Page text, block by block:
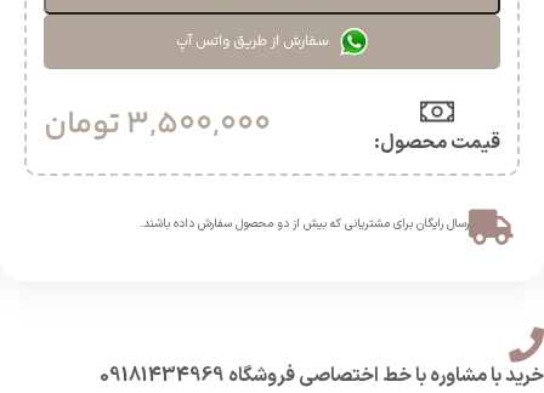
سفارش از طریق واتس آپ
قیمت محصول:​ 3,500,000تومان
ارسال رایگان برای مشتریانی که بیش از دو محصول سفارش داده باشند.​
خرید با مشاوره با خط اختصاصی فروشگاه 09181434969